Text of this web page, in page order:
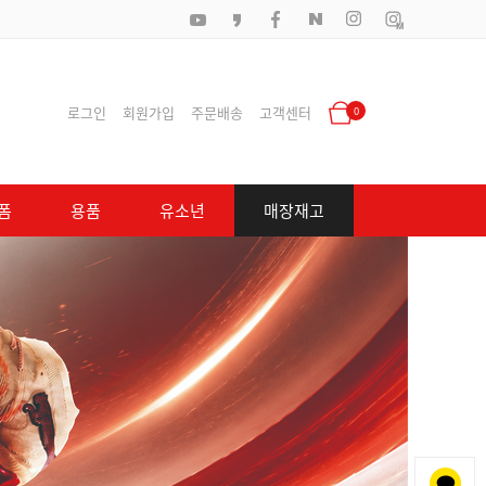
로그인 회원가입 주문배송 고객센터 0
용품 유소년 매장재고